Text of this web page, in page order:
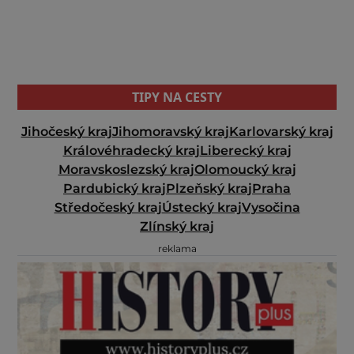
TIPY NA CESTY
Jihočeský krajJihomoravský krajKarlovarský kraj
Královéhradecký krajLiberecký kraj
Moravskoslezský krajOlomoucký kraj
Pardubický krajPlzeňský krajPraha
Středočeský krajÚstecký krajVysočina
Zlínský kraj
reklama